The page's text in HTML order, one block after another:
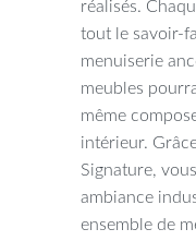
réalisés.
tout le savoir-
menuiserie
meubles
même
intérieur.
Signature,
ambiance
ensemble de